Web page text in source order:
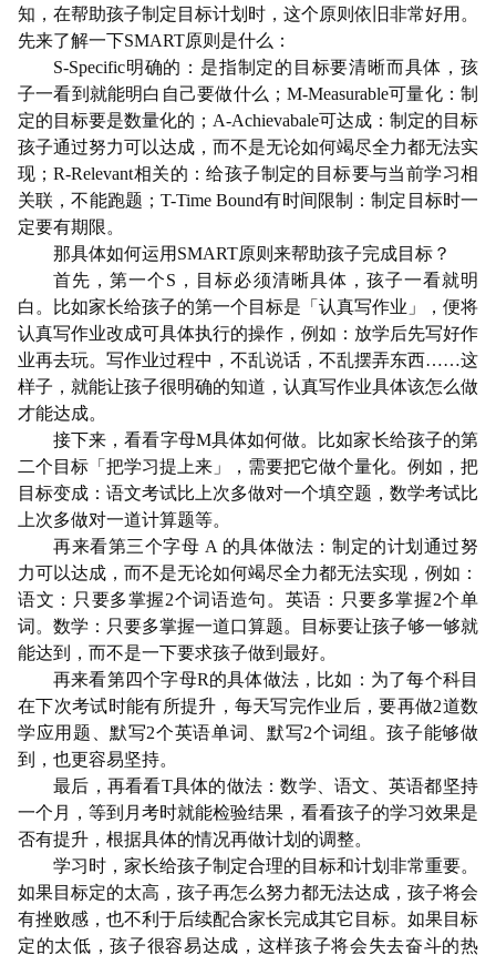
知，在帮助孩子制定目标计划时，这个原则依旧非常好用。
先来了解一下SMART原则是什么：
S-Specific明确的：是指制定的目标要清晰而具体，孩
子一看到就能明白自己要做什么；M-Measurable可量化：制
定的目标要是数量化的；A-Achievabale可达成：制定的目标
孩子通过努力可以达成，而不是无论如何竭尽全力都无法实
现；R-Relevant相关的：给孩子制定的目标要与当前学习相
关联，不能跑题；T-Time Bound有时间限制：制定目标时一
定要有期限。
那具体如何运用SMART原则来帮助孩子完成目标？
首先，第一个S，目标必须清晰具体，孩子一看就明
白。比如家长给孩子的第一个目标是「认真写作业」，便将
认真写作业改成可具体执行的操作，例如：放学后先写好作
业再去玩。写作业过程中，不乱说话，不乱摆弄东西……这
样子，就能让孩子很明确的知道，认真写作业具体该怎么做
才能达成。
接下来，看看字母M具体如何做。比如家长给孩子的第
二个目标「把学习提上来」，需要把它做个量化。例如，把
目标变成：语文考试比上次多做对一个填空题，数学考试比
上次多做对一道计算题等。
再来看第三个字母 A 的具体做法：制定的计划通过努
力可以达成，而不是无论如何竭尽全力都无法实现，例如：
语文：只要多掌握2个词语造句。英语：只要多掌握2个单
词。数学：只要多掌握一道口算题。目标要让孩子够一够就
能达到，而不是一下要求孩子做到最好。
再来看第四个字母R的具体做法，比如：为了每个科目
在下次考试时能有所提升，每天写完作业后，要再做2道数
学应用题、默写2个英语单词、默写2个词组。孩子能够做
到，也更容易坚持。
最后，再看看T具体的做法：数学、语文、英语都坚持
一个月，等到月考时就能检验结果，看看孩子的学习效果是
否有提升，根据具体的情况再做计划的调整。
学习时，家长给孩子制定合理的目标和计划非常重要。
如果目标定的太高，孩子再怎么努力都无法达成，孩子将会
有挫败感，也不利于后续配合家长完成其它目标。如果目标
定的太低，孩子很容易达成，这样孩子将会失去奋斗的热